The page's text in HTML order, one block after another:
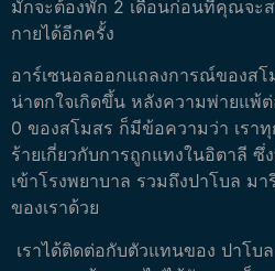
มักจะต้องพัก 2 เดือนก่อนที่คุณจะ
กายได้อีกครั้ง
อาร์เซนอลออกแถลงการณ์ของส
น่าตกใจเกิดขึ้น หลังความพ่ายแพ้ต่
0 ของสโมสร ก็มีข้อความว่า เรา
ร้ายเกี่ยวกับการถูกแทงในอิตาลี
เข้าโรงพยาบาล รวมถึงปาโบล ม
ของเราด้วย
เราได้ติดต่อกับตัวแทนของ ปาโบล